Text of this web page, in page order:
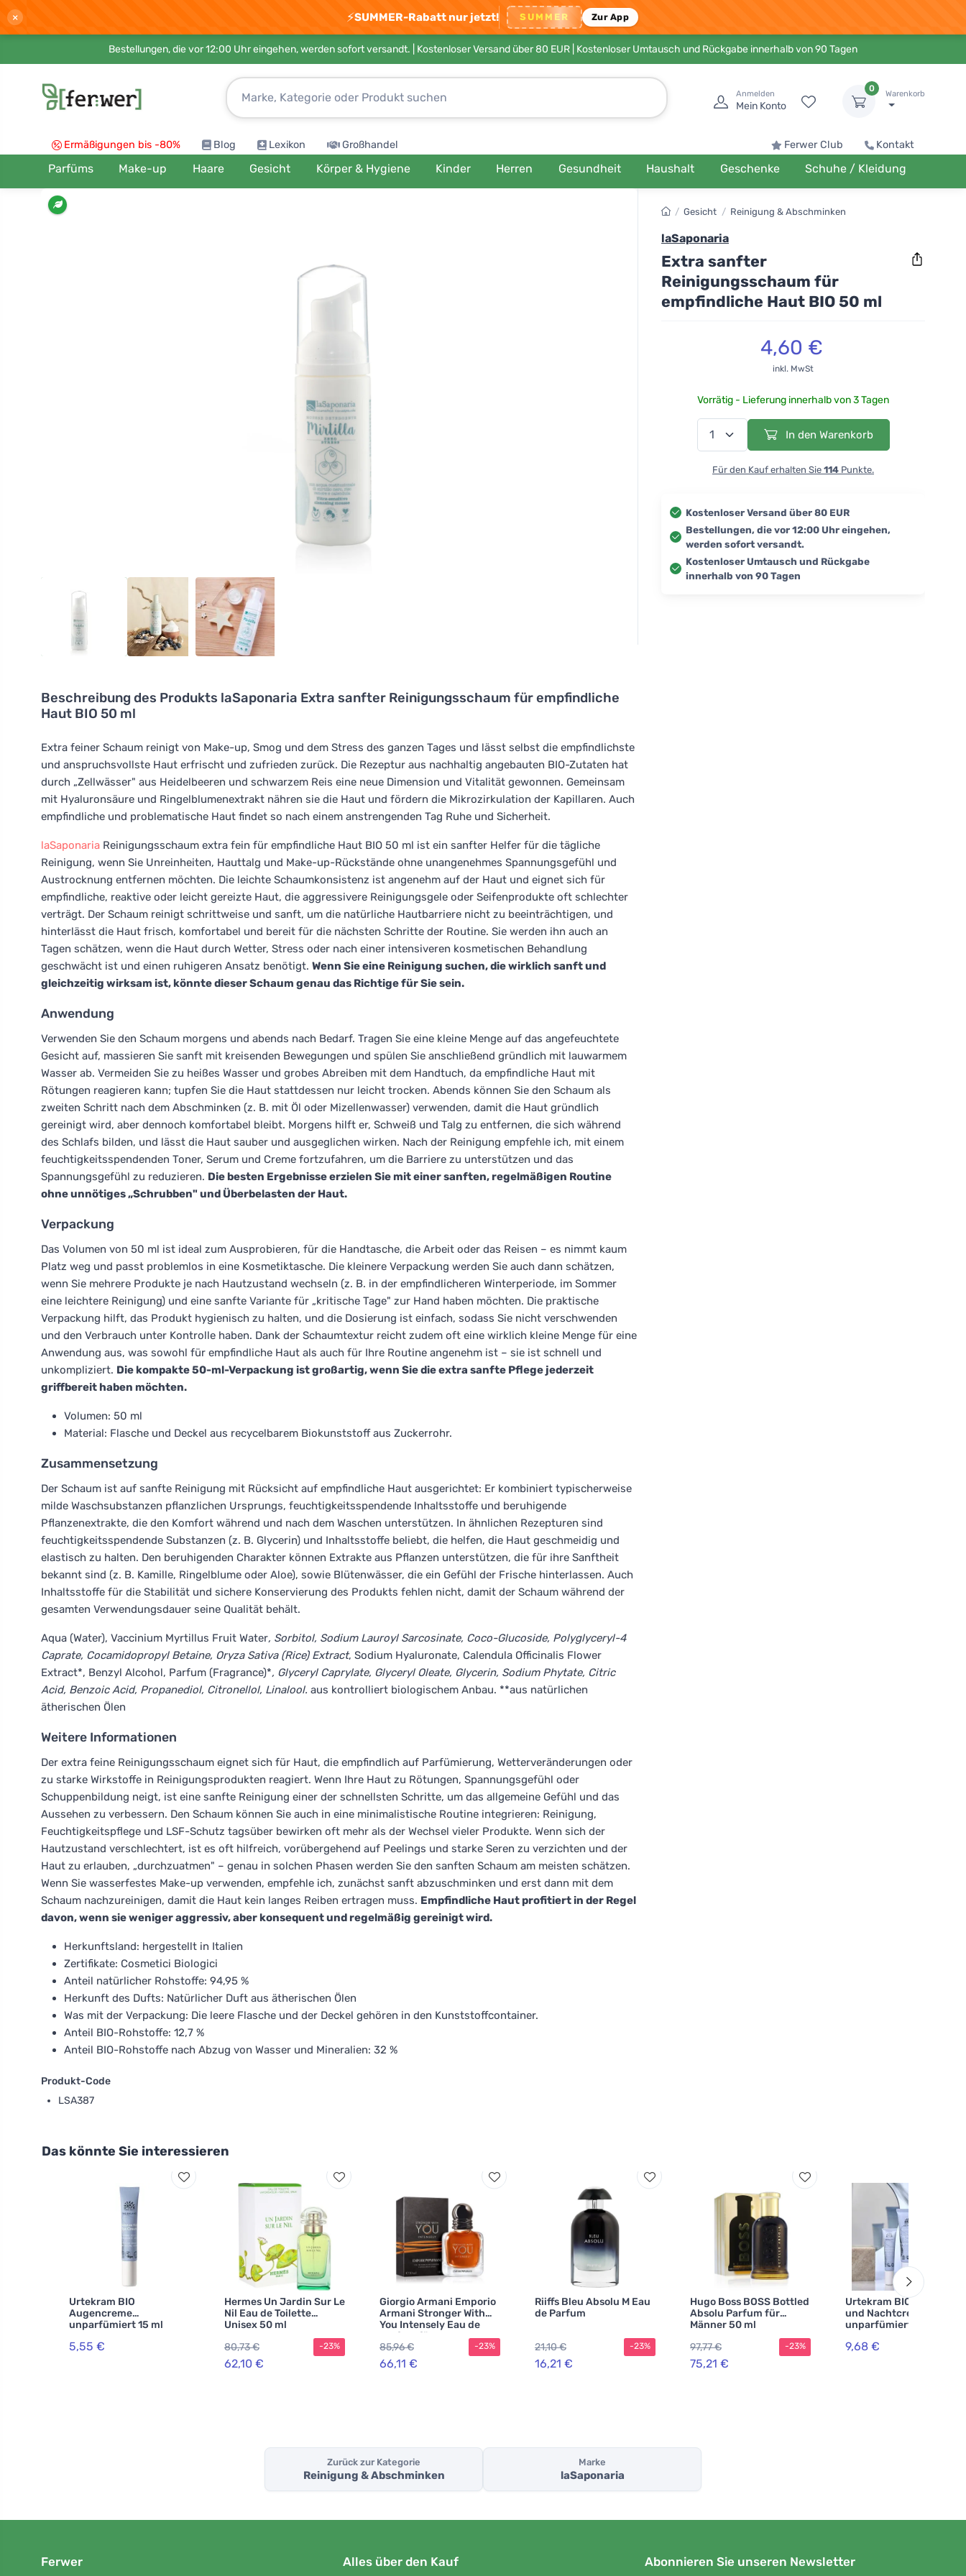
× ⚡SUMMER-Rabatt nur jetzt! SUMMER Zur App
Bestellungen, die vor 12:00 Uhr eingehen, werden sofort versandt. | Kostenloser Versand über 80 EUR | Kostenloser Umtausch und Rückgabe innerhalb von 90 Tagen
Anmelden
Mein Konto
0
Warenkorb
Ermäßigungen bis -80% Blog Lexikon Großhandel Ferwer Club Kontakt
Parfüms Make-up Haare Gesicht Körper & Hygiene Kinder Herren Gesundheit Haushalt Geschenke Schuhe / Kleidung
Beschreibung des Produkts laSaponaria Extra sanfter Reinigungsschaum für empfindliche
Haut BIO 50 ml
Extra feiner Schaum reinigt von Make-up, Smog und dem Stress des ganzen Tages und lässt selbst die empfindlichste
und anspruchsvollste Haut erfrischt und zufrieden zurück. Die Rezeptur aus nachhaltig angebauten BIO-Zutaten hat
durch „Zellwässer" aus Heidelbeeren und schwarzem Reis eine neue Dimension und Vitalität gewonnen. Gemeinsam
mit Hyaluronsäure und Ringelblumenextrakt nähren sie die Haut und fördern die Mikrozirkulation der Kapillaren. Auch
empfindliche und problematische Haut findet so nach einem anstrengenden Tag Ruhe und Sicherheit.
laSaponaria Reinigungsschaum extra fein für empfindliche Haut BIO 50 ml ist ein sanfter Helfer für die tägliche
Reinigung, wenn Sie Unreinheiten, Hauttalg und Make-up-Rückstände ohne unangenehmes Spannungsgefühl und
Austrocknung entfernen möchten. Die leichte Schaumkonsistenz ist angenehm auf der Haut und eignet sich für
empfindliche, reaktive oder leicht gereizte Haut, die aggressivere Reinigungsgele oder Seifenprodukte oft schlechter
verträgt. Der Schaum reinigt schrittweise und sanft, um die natürliche Hautbarriere nicht zu beeinträchtigen, und
hinterlässt die Haut frisch, komfortabel und bereit für die nächsten Schritte der Routine. Sie werden ihn auch an
Tagen schätzen, wenn die Haut durch Wetter, Stress oder nach einer intensiveren kosmetischen Behandlung
geschwächt ist und einen ruhigeren Ansatz benötigt. Wenn Sie eine Reinigung suchen, die wirklich sanft und
gleichzeitig wirksam ist, könnte dieser Schaum genau das Richtige für Sie sein.
Anwendung
Verwenden Sie den Schaum morgens und abends nach Bedarf. Tragen Sie eine kleine Menge auf das angefeuchtete
Gesicht auf, massieren Sie sanft mit kreisenden Bewegungen und spülen Sie anschließend gründlich mit lauwarmem
Wasser ab. Vermeiden Sie zu heißes Wasser und grobes Abreiben mit dem Handtuch, da empfindliche Haut mit
Rötungen reagieren kann; tupfen Sie die Haut stattdessen nur leicht trocken. Abends können Sie den Schaum als
zweiten Schritt nach dem Abschminken (z. B. mit Öl oder Mizellenwasser) verwenden, damit die Haut gründlich
gereinigt wird, aber dennoch komfortabel bleibt. Morgens hilft er, Schweiß und Talg zu entfernen, die sich während
des Schlafs bilden, und lässt die Haut sauber und ausgeglichen wirken. Nach der Reinigung empfehle ich, mit einem
feuchtigkeitsspendenden Toner, Serum und Creme fortzufahren, um die Barriere zu unterstützen und das
Spannungsgefühl zu reduzieren. Die besten Ergebnisse erzielen Sie mit einer sanften, regelmäßigen Routine
ohne unnötiges „Schrubben" und Überbelasten der Haut.
Verpackung
Das Volumen von 50 ml ist ideal zum Ausprobieren, für die Handtasche, die Arbeit oder das Reisen – es nimmt kaum
Platz weg und passt problemlos in eine Kosmetiktasche. Die kleinere Verpackung werden Sie auch dann schätzen,
wenn Sie mehrere Produkte je nach Hautzustand wechseln (z. B. in der empfindlicheren Winterperiode, im Sommer
eine leichtere Reinigung) und eine sanfte Variante für „kritische Tage" zur Hand haben möchten. Die praktische
Verpackung hilft, das Produkt hygienisch zu halten, und die Dosierung ist einfach, sodass Sie nicht verschwenden
und den Verbrauch unter Kontrolle haben. Dank der Schaumtextur reicht zudem oft eine wirklich kleine Menge für eine
Anwendung aus, was sowohl für empfindliche Haut als auch für Ihre Routine angenehm ist – sie ist schnell und
unkompliziert. Die kompakte 50-ml-Verpackung ist großartig, wenn Sie die extra sanfte Pflege jederzeit
griffbereit haben möchten.
Volumen: 50 ml
Material: Flasche und Deckel aus recycelbarem Biokunststoff aus Zuckerrohr.
Zusammensetzung
Der Schaum ist auf sanfte Reinigung mit Rücksicht auf empfindliche Haut ausgerichtet: Er kombiniert typischerweise
milde Waschsubstanzen pflanzlichen Ursprungs, feuchtigkeitsspendende Inhaltsstoffe und beruhigende
Pflanzenextrakte, die den Komfort während und nach dem Waschen unterstützen. In ähnlichen Rezepturen sind
feuchtigkeitsspendende Substanzen (z. B. Glycerin) und Inhaltsstoffe beliebt, die helfen, die Haut geschmeidig und
elastisch zu halten. Den beruhigenden Charakter können Extrakte aus Pflanzen unterstützen, die für ihre Sanftheit
bekannt sind (z. B. Kamille, Ringelblume oder Aloe), sowie Blütenwässer, die ein Gefühl der Frische hinterlassen. Auch
Inhaltsstoffe für die Stabilität und sichere Konservierung des Produkts fehlen nicht, damit der Schaum während der
gesamten Verwendungsdauer seine Qualität behält.
Aqua (Water), Vaccinium Myrtillus Fruit Water, Sorbitol, Sodium Lauroyl Sarcosinate, Coco-Glucoside, Polyglyceryl-4
Caprate, Cocamidopropyl Betaine, Oryza Sativa (Rice) Extract, Sodium Hyaluronate, Calendula Officinalis Flower
Extract*, Benzyl Alcohol, Parfum (Fragrance)*, Glyceryl Caprylate, Glyceryl Oleate, Glycerin, Sodium Phytate, Citric
Acid, Benzoic Acid, Propanediol, Citronellol, Linalool. aus kontrolliert biologischem Anbau. **aus natürlichen
ätherischen Ölen
Weitere Informationen
Der extra feine Reinigungsschaum eignet sich für Haut, die empfindlich auf Parfümierung, Wetterveränderungen oder
zu starke Wirkstoffe in Reinigungsprodukten reagiert. Wenn Ihre Haut zu Rötungen, Spannungsgefühl oder
Schuppenbildung neigt, ist eine sanfte Reinigung einer der schnellsten Schritte, um das allgemeine Gefühl und das
Aussehen zu verbessern. Den Schaum können Sie auch in eine minimalistische Routine integrieren: Reinigung,
Feuchtigkeitspflege und LSF-Schutz tagsüber bewirken oft mehr als der Wechsel vieler Produkte. Wenn sich der
Hautzustand verschlechtert, ist es oft hilfreich, vorübergehend auf Peelings und starke Seren zu verzichten und der
Haut zu erlauben, „durchzuatmen" – genau in solchen Phasen werden Sie den sanften Schaum am meisten schätzen.
Wenn Sie wasserfestes Make-up verwenden, empfehle ich, zunächst sanft abzuschminken und erst dann mit dem
Schaum nachzureinigen, damit die Haut kein langes Reiben ertragen muss. Empfindliche Haut profitiert in der Regel
davon, wenn sie weniger aggressiv, aber konsequent und regelmäßig gereinigt wird.
Herkunftsland: hergestellt in Italien
Zertifikate: Cosmetici Biologici
Anteil natürlicher Rohstoffe: 94,95 %
Herkunft des Dufts: Natürlicher Duft aus ätherischen Ölen
Was mit der Verpackung: Die leere Flasche und der Deckel gehören in den Kunststoffcontainer.
Anteil BIO-Rohstoffe: 12,7 %
Anteil BIO-Rohstoffe nach Abzug von Wasser und Mineralien: 32 %
Produkt-Code
LSA387
/ Gesicht / Reinigung & Abschminken
laSaponaria
Extra sanfter
Reinigungsschaum für
empfindliche Haut BIO 50 ml
4,60 €
inkl. MwSt
Vorrätig - Lieferung innerhalb von 3 Tagen
In den Warenkorb
Für den Kauf erhalten Sie 114 Punkte.
Kostenloser Versand über 80 EUR
Bestellungen, die vor 12:00 Uhr eingehen,
werden sofort versandt.
Kostenloser Umtausch und Rückgabe
innerhalb von 90 Tagen
Das könnte Sie interessieren
Urtekram BIO
Augencreme
unparfümiert 15 ml
5,55 €
Hermes Un Jardin Sur Le
Nil Eau de Toilette
Unisex 50 ml
80,73 €
62,10 €
-23%
Giorgio Armani Emporio
Armani Stronger With
You Intensely Eau de
Parfum für Herren 30 ml
85,96 €
66,11 €
-23%
Riiffs Bleu Absolu M Eau
de Parfum
21,10 €
16,21 €
-23%
Hugo Boss BOSS Bottled
Absolu Parfum für
Männer 50 ml
97,77 €
75,21 €
-23%
Urtekram BIO Tages-
und Nachtcreme
unparfümiert 50 ml
9,68 €
Zurück zur Kategorie
Reinigung & Abschminken
Marke
laSaponaria
Ferwer Alles über den Kauf Abonnieren Sie unseren Newsletter